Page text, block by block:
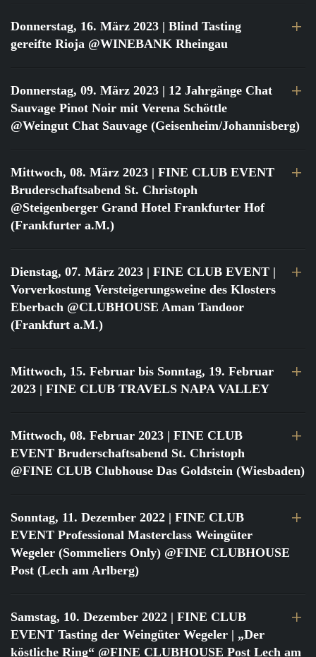
Donnerstag, 16. März 2023 | Blind Tasting
gereifte Rioja @WINEBANK Rheingau
Donnerstag, 09. März 2023 | 12 Jahrgänge Chat
Sauvage Pinot Noir mit Verena Schöttle
@Weingut Chat Sauvage (Geisenheim/Johannisberg)
Mittwoch, 08. März 2023 | FINE CLUB EVENT
Bruderschaftsabend St. Christoph
@Steigenberger Grand Hotel Frankfurter Hof
(Frankfurter a.M.)
Dienstag, 07. März 2023 | FINE CLUB EVENT |
Vorverkostung Versteigerungsweine des Klosters
Eberbach @CLUBHOUSE Aman Tandoor
(Frankfurt a.M.)
Mittwoch, 15. Februar bis Sonntag, 19. Februar
2023 | FINE CLUB TRAVELS NAPA VALLEY
Mittwoch, 08. Februar 2023 | FINE CLUB
EVENT Bruderschaftsabend St. Christoph
@FINE CLUB Clubhouse Das Goldstein (Wiesbaden)
Sonntag, 11. Dezember 2022 | FINE CLUB
EVENT Professional Masterclass Weingüter
Wegeler (Sommeliers Only) @FINE CLUBHOUSE
Post (Lech am Arlberg)
Samstag, 10. Dezember 2022 | FINE CLUB
EVENT Tasting der Weingüter Wegeler | „Der
köstliche Ring“ @FINE CLUBHOUSE Post Lech am